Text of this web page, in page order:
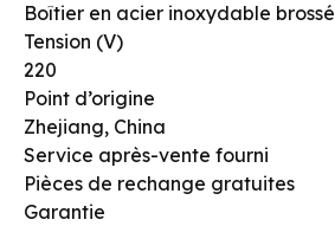
Boîtier en acier inoxydable brossé
Tension (V)
220
Point d’origine
Zhejiang, China
Service après-vente fourni
Pièces de rechange gratuites
Garantie